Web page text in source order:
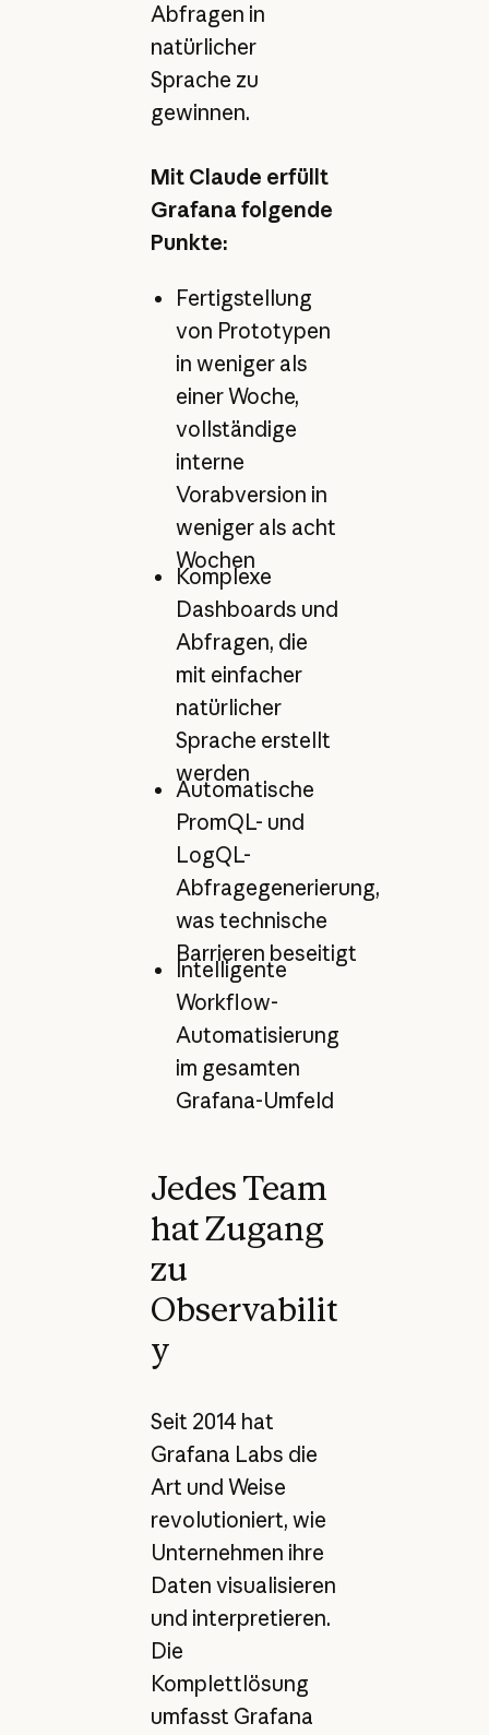
Abfragen in
natürlicher
Sprache zu
gewinnen.
Mit Claude erfüllt
Grafana folgende
Punkte:
Fertigstellung
von Prototypen
in weniger als
einer Woche,
vollständige
interne
Vorabversion in
weniger als acht
Wochen
Komplexe
Dashboards und
Abfragen, die
mit einfacher
natürlicher
Sprache erstellt
werden
Automatische
PromQL- und
LogQL-
Abfragegenerierung,
was technische
Barrieren beseitigt
Intelligente
Workflow-
Automatisierung
im gesamten
Grafana-Umfeld
Jedes Team
hat Zugang
zu
Observabilit
y
Seit 2014 hat
Grafana Labs die
Art und Weise
revolutioniert, wie
Unternehmen ihre
Daten visualisieren
und interpretieren.
Die
Komplettlösung
umfasst Grafana